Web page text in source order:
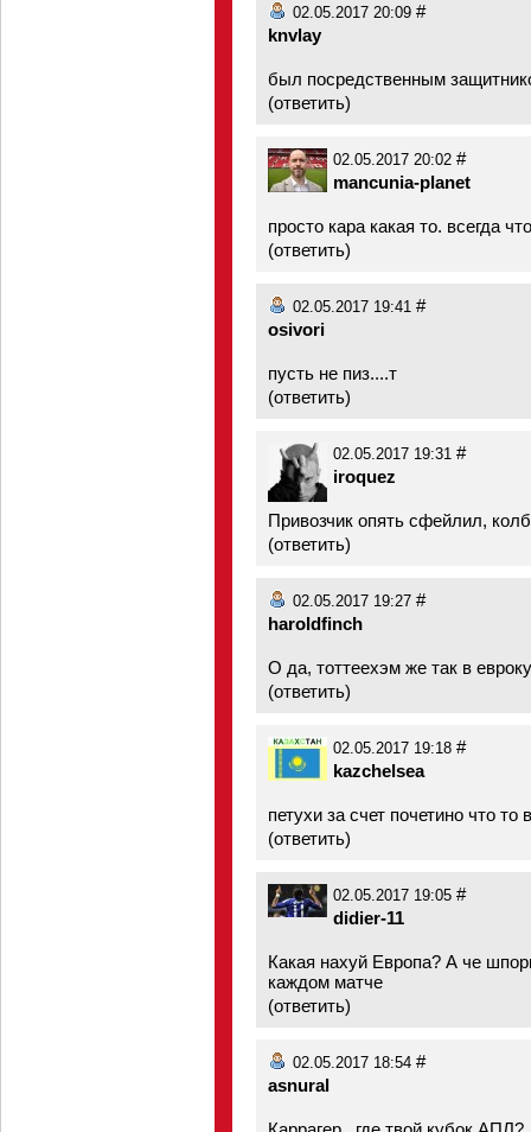
02.05.2017 20:09 #
knvlay
был посредственным
(ответить)
02.05.2017 20:02 #
mancunia-planet
просто кара какая то. всегда
(ответить)
02.05.2017 19:41 #
osivori
пусть не пиз....т
(ответить)
02.05.2017 19:31 #
iroquez
Привозчик опять сфейлил,
(ответить)
02.05.2017 19:27 #
haroldfinch
О да, тоттеехэм же так в
(ответить)
02.05.2017 19:18 #
kazchelsea
петухи за счет почетино что то
(ответить)
02.05.2017 19:05 #
didier-11
Какая нахуй Европа? А че
каждом матче
(ответить)
02.05.2017 18:54 #
asnural